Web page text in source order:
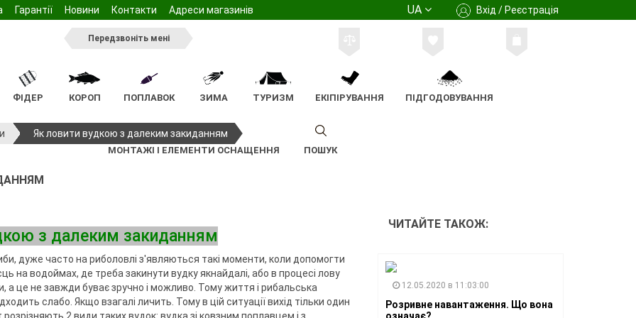
Гарантії Новини Контакти Адреси магазинів UA Вхід / Реєстрація
Передзвоніть мені
Ящики та коробочки для
спінінгових снастей
ФІДЕР
та
Відра
Садки для фідерного
Підсаки
Голови підсак
Ручки підсаків
Чохли та сумки фідерні
КОРОП
для бойлів
Підсаки
Підсаки
коропового лову
Чохли та сумки
Меблі
Крісла
Столи
ПОПЛАВОК
карабіни,
поплавця
ЗИМА
Жерлиці
Ківок
ТУРИЗМ
Стільчик
Стіл
ЕКІПІРУВАННЯ ПІДГОДОВУВАННЯ
Арома
Насадки
МОНТАЖІ І ЕЛЕМЕНТИ ОСНАЩЕННЯ ПОШУК
Як ловити вудкою з далеким закиданням
з далеким закиданням
дуже часто на риболовлі з'являються такі моменти, коли допомогти
на водоймах, де треба закинути вудку якнайдалі, або в процесі лову
а це не завжди буває зручно і можливо. Тому життя і рибальська
слабо. Якщо взагалі личить. Тому в цій ситуації вихід тільки один
ЧИТАЙТЕ ТАКОЖ:
12.05.2020 в 11:03:00
Розривне навантаження. Що вона